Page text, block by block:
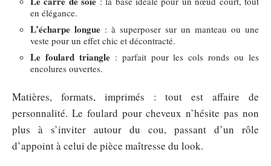
en élégance.
L’écharpe longue : à superposer sur un manteau ou une
veste pour un effet chic et décontracté.
Le foulard triangle: parfait pour les cols ronds ou les
encolures ouvertes.
Matières, formats, imprimés : tout est affaire de
personnalité. Le foulard pour cheveux n’hésite pas non
plus à s’inviter autour du cou, passant d’un rôle
d’appoint à celui de pièce maîtresse du look.